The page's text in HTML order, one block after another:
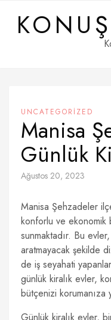
content
UNCATEGORIZED
Manisa
Günlük
Ağustos 20, 2023
Manisa Şehzadeler
konforlu ve ekonomik
sunmaktadır. Bu
aratmayacak şekilde
de iş seyahati
günlük kiralık evler,
bütçenizi korumanıza